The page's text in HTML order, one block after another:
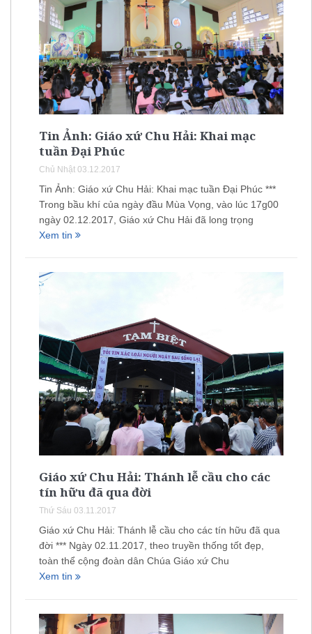
Tin Ảnh: Giáo xứ Chu Hải: Khai mạc
tuần Đại Phúc
Chủ Nhật 03.12.2017
Tin Ảnh: Giáo xứ Chu Hải: Khai mạc tuần Đại Phúc ***
Trong bầu khí của ngày đầu Mùa Vọng, vào lúc 17g00
ngày 02.12.2017, Giáo xứ Chu Hải đã long trọng
Xem tin
Giáo xứ Chu Hải: Thánh lễ cầu cho các
tín hữu đã qua đời
Thứ Sáu 03.11.2017
Giáo xứ Chu Hải: Thánh lễ cầu cho các tín hữu đã qua
đời *** Ngày 02.11.2017, theo truyền thống tốt đẹp,
toàn thể cộng đoàn dân Chúa Giáo xứ Chu
Xem tin